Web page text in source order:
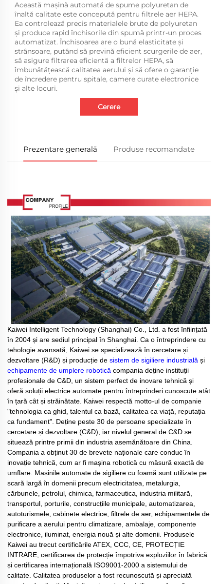
Această mașină automată de spume polyuretan de
înaltă calitate este concepută pentru filtrele aer HEPA.
Ea controlează precis materialele brute de polyuretan
și produce rapid închisorile din spumă printr-un proces
automatizat. Închisoarea are o bună elasticitate și
strânsoare, putând să prevină eficient scurgerile de aer,
să asigure filtrarea eficientă a filtrelor HEPA, să
îmbunătățească calitatea aerului și să ofere o garanție
de încredere pentru spitale, camere curate electronice
și alte locuri.
Cerere
Prezentare generală Produse recomandate
Kaiwei Intelligent Technology (Shanghai) Co., Ltd. a fost înființată
în 2004 și are sediul principal în Shanghai. Ca o întreprindere cu
tehologie avansată, Kaiwei se specializează în cercetare și
dezvoltare (R&D) și producție de sistem de sigiliere industrială și
echipamente de umplere robotică compania deține instituții
profesionale de C&D, un sistem perfect de inovare tehnică și
oferă soluții electrice automate pentru întreprinderi cunoscute atât
în țară cât și străinătate. Kaiwei respectă motto-ul de companie
"tehnologia ca ghid, talentul ca bază, calitatea ca viață, reputația
ca fundament". Deține peste 30 de persoane specializate în
cercetare și dezvoltare (C&D), iar nivelul general de C&D se
situează printre primii din industria asemănătoare din China.
Compania a obținut 30 de brevete naționale care conduc în
inovație tehnică, cum ar fi mașina robotică cu măsură exactă de
umflare. Mașinile automate de sigiliere cu foamă sunt utilizate pe
scară largă în domenii precum electricitatea, metalurgia,
cărbunele, petrolul, chimica, farmaceutica, industria militară,
transportul, porturile, construcțiile municipale, automatizarea,
autoturismele, cabinete electrice, filtrele de aer, echipamentele de
purificare a aerului pentru climatizare, ambalaje, componente
electronice, iluminat, energia nouă și alte domenii. Produsele
Kaiwei au trecut certificările ATEX, CCC, CE, PROTECȚIE
INTRARE, certificarea de protecție împotriva exploziilor în fabrică
și certificarea internațională ISO9001-2000 a sistemului de
calitate. Calitatea produselor a fost recunoscută și apreciată